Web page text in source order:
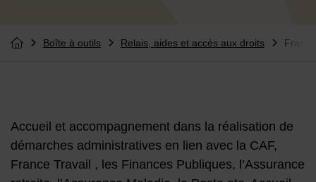
Vous êtes ici :
Retourner à l'accueil
Boîte à outils Relais, aides et accès aux droits
Contenu de la fiche
Accueil et accompagnement dans la réalisation de
démarches administratives en lien avec la CAF,
France Travail , les Finances Publiques, l’Assurance